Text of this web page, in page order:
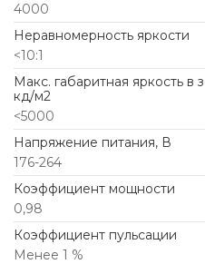
4000
Неравномерность яркости
<10:1
Макс. габаритная яркость в
кд/м2
<5000
Напряжение питания, В
176-264
Коэффициент мощности
0,98
Коэффициент пульсации
Менее 1 %